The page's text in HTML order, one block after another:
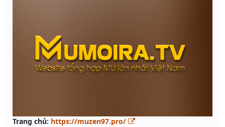
Trang chủ: https://muzen97.pro/